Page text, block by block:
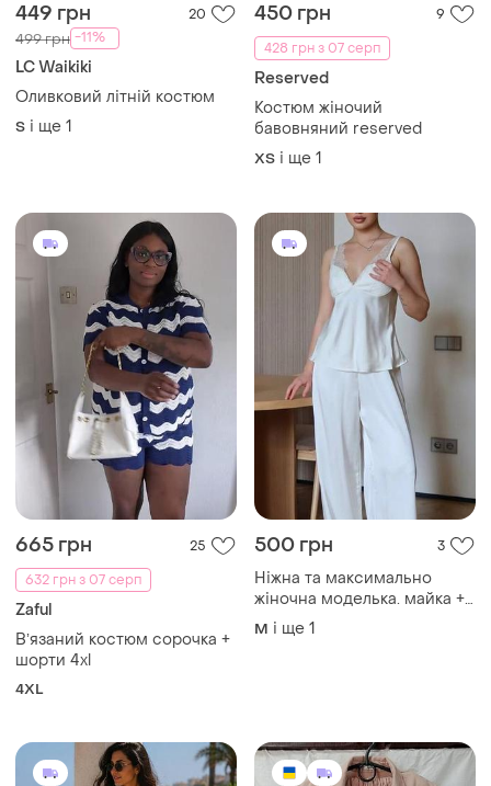
449 грн 20
499 грн -11%
LC Waikiki
Оливковий літній костюм
S і ще 1
450 грн
9
428 грн з 07 серп
Reserved
Костюм жіночий
бавовняний reserved
ХS і ще 1
665 грн
25
632 грн з 07 серп
Zaful
Вʼязаний костюм сорочка +
шорти 4xl
4XL
500 грн 3
Ніжна та максимально
жіночна моделька. майка +
штани,в чорному кольорі.
майка з гарним вирізом
M і ще 1